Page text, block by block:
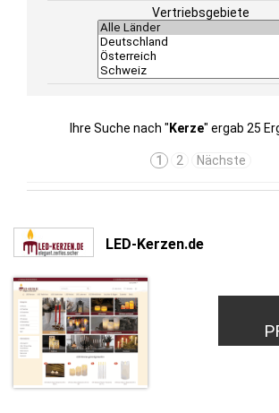
Vertriebsgebiete
Ihre Suche nach " Kerze" ergab 25
1 2 Nächste
LED-Kerzen.de